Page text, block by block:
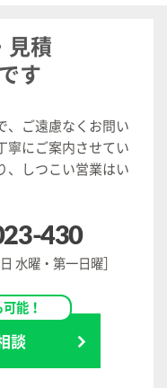
見積
です
、ご遠慮なくお問い
寧にご案内させてい
、しつこい営業はい
430
水曜・第一日曜］
能！
談